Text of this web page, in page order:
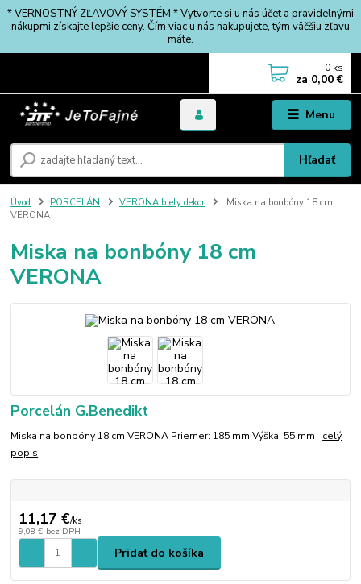
* VERNOSTNÝ ZĽAVOVÝ SYSTÉM * Vytvorte si u nás účet a pravidelnými
nákupmi získajte lepšie ceny. Čím viac u nás nakupujete, tým väčšiu zľavu
máte.
Menu
Hľadať
0 ks
za 0,00 €
Úvod PORCELÁN VERONA biely dekor
Miska na bonbóny 18 cm
VERONA
Miska na bonbóny 18 cm
VERONA
Porcelán G.Benedikt
Miska na bonbóny 18 cm VERONA Priemer: 185 mm Výška: 55 mm celý
popis
11,17 €/ks
9,08 € bez DPH
Pridať do košíka